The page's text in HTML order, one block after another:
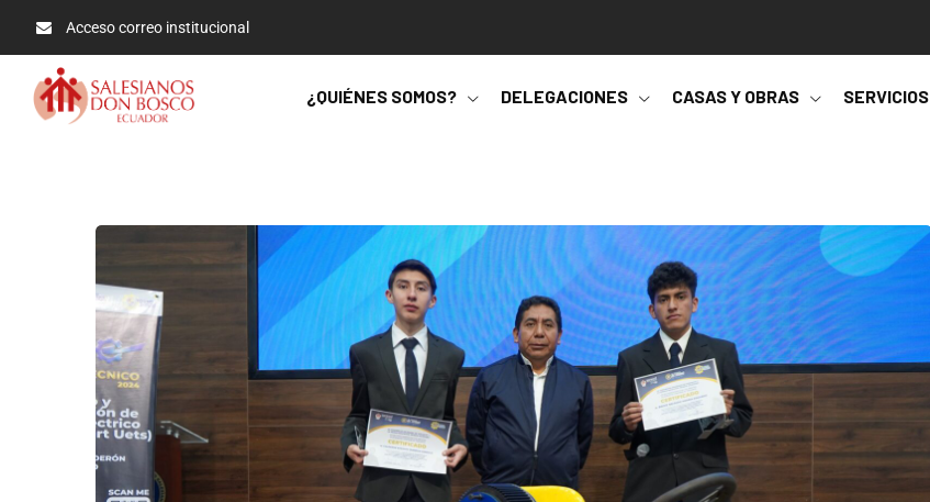
Acceso correo institucional
¿QUIÉNES SOMOS? DELEGACIONES CASAS Y OBRAS SERVICIOS